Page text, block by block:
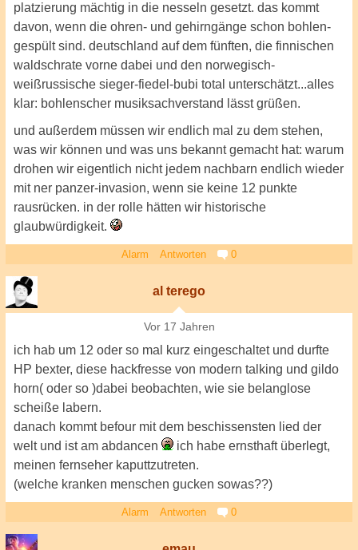
platzierung mächtig in die nesseln gesetzt. das kommt
davon, wenn die ohren- und gehirngänge schon bohlen-
gespült sind. deutschland auf dem fünften, die finnischen
waldschrate vorne dabei und den norwegisch-
weißrussische sieger-fiedel-bubi total unterschätzt...alles
klar: bohlenscher musiksachverstand lässt grüßen.
und außerdem müssen wir endlich mal zu dem stehen,
was wir können und was uns bekannt gemacht hat: warum
drohen wir eigentlich nicht jedem nachbarn endlich wieder
mit ner panzer-invasion, wenn sie keine 12 punkte
rausrücken. in der rolle hätten wir historische
glaubwürdigkeit.
Alarm Antworten 0
al terego
Vor 17 Jahren
ich hab um 12 oder so mal kurz eingeschaltet und durfte
HP bexter, diese hackfresse von modern talking und gildo
horn( oder so )dabei beobachten, wie sie belanglose
scheiße labern.
danach kommt befour mit dem beschissensten lied der
welt und ist am abdancen
ich habe ernsthaft überlegt,
meinen fernseher kaputtzutreten.
(welche kranken menschen gucken sowas??)
Alarm Antworten 0